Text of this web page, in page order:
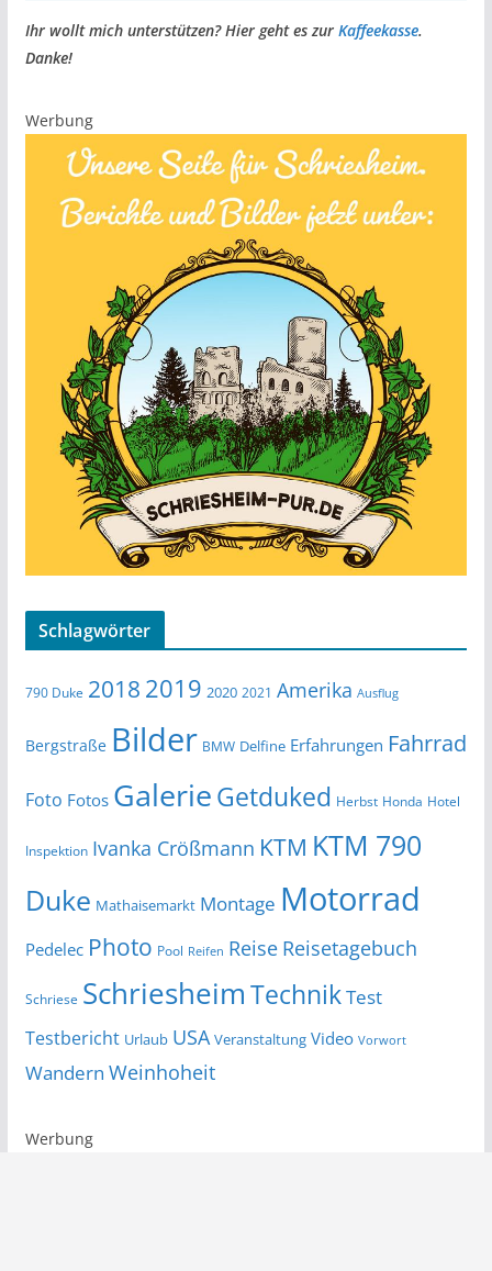
Ihr wollt mich unterstützen? Hier geht es zur Kaffeekasse.
Danke!
Werbung
Schlagwörter
790 Duke 2018 2019 2020 2021 Amerika Ausflug
Bergstraße Bilder BMW Delfine Erfahrungen Fahrrad
Foto Fotos GalerieGetduked Herbst Honda Hotel
Inspektion Ivanka Crößmann KTM KTM 790
Duke Mathaisemarkt Montage Motorrad
Pedelec Photo Pool Reifen Reise Reisetagebuch
Schriese SchriesheimTechnikTest
Testbericht Urlaub USA Veranstaltung Video Vorwort
Wandern Weinhoheit
Werbung